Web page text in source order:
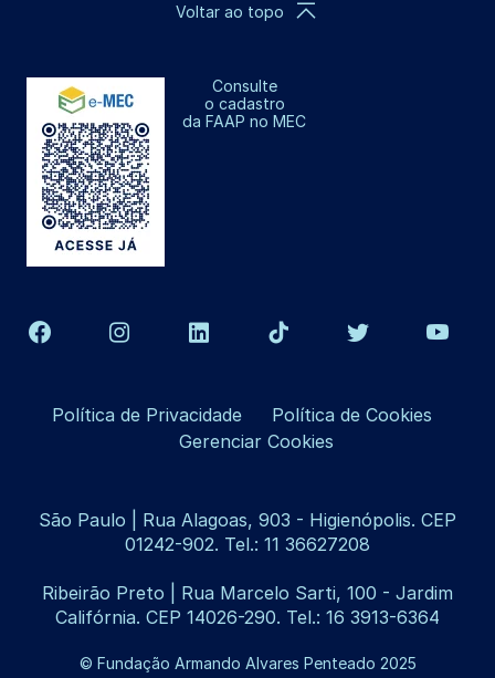
Consulte
o cadastro
da FAAP no MEC
Voltar ao topo
Política de Privacidade
Política de Cookies
Gerenciar Cookies
São Paulo | Rua Alagoas, 903 - Higienópolis. CEP
01242-902. Tel.: 11 36627208
Ribeirão Preto | Rua Marcelo Sarti, 100 - Jardim
Califórnia. CEP 14026-290. Tel.: 16 3913-6364
© Fundação Armando Alvares Penteado 2025